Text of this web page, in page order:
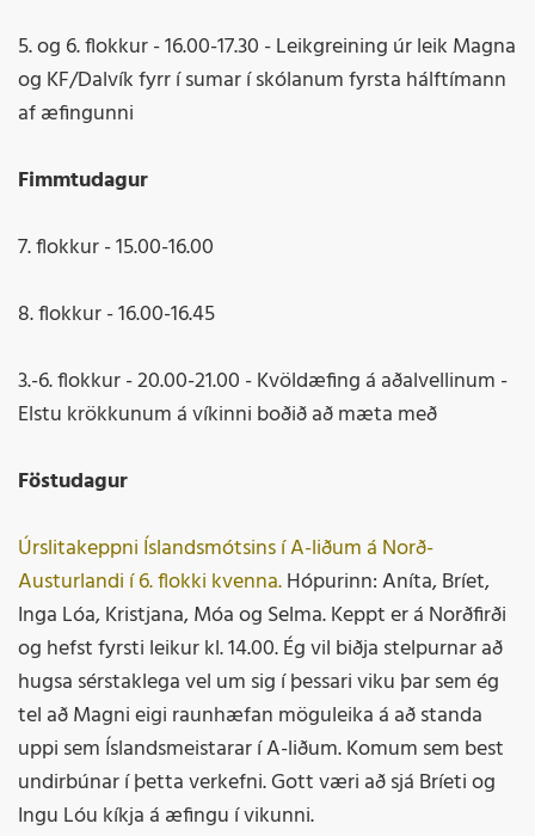
5. og 6. flokkur - 16.00-17.30 - Leikgreining úr leik Magna
og KF/Dalvík fyrr í sumar í skólanum fyrsta hálftímann
af æfingunni
Fimmtudagur
7. flokkur - 15.00-16.00
8. flokkur - 16.00-16.45
3.-6. flokkur - 20.00-21.00 - Kvöldæfing á aðalvellinum -
Elstu krökkunum á víkinni boðið að mæta með
Föstudagur
Úrslitakeppni Íslandsmótsins í A-liðum á Norð-
Austurlandi í 6. flokki kvenna.Hópurinn: Aníta, Bríet,
Inga Lóa, Kristjana, Móa og Selma. Keppt er á Norðfirði
og hefst fyrsti leikur kl. 14.00. Ég vil biðja stelpurnar að
hugsa sérstaklega vel um sig í þessari viku þar sem ég
tel að Magni eigi raunhæfan möguleika á að standa
uppi sem Íslandsmeistarar í A-liðum. Komum sem best
undirbúnar í þetta verkefni. Gott væri að sjá Bríeti og
Ingu Lóu kíkja á æfingu í vikunni.